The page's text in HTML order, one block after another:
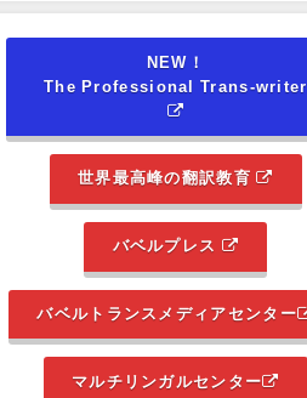
NEW！
The Professional Trans-writer
世界最高峰の翻訳教育
バベルプレス
バベルトランスメディアセンター
マルチリンガルセンター